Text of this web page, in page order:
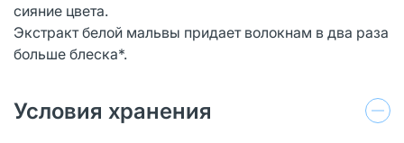
сияние цвета.
Экстракт белой мальвы придает волокнам в два раза
больше блеска*.
Условия хранения